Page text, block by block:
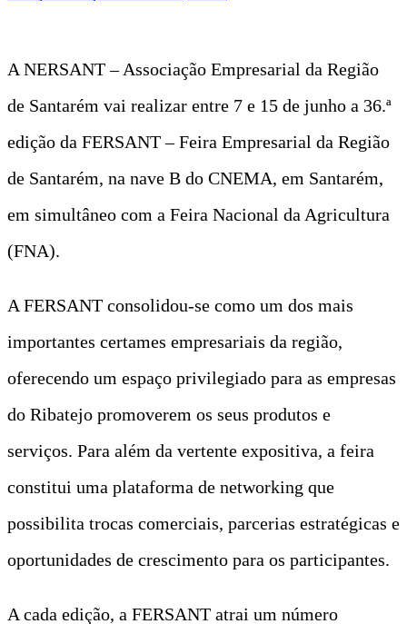
A NERSANT – Associação Empresarial da Região
de Santarém vai realizar entre 7 e 15 de junho a 36.ª
edição da FERSANT – Feira Empresarial da Região
de Santarém, na nave B do CNEMA, em Santarém,
em simultâneo com a Feira Nacional da Agricultura
(FNA).
A FERSANT consolidou-se como um dos mais
importantes certames empresariais da região,
oferecendo um espaço privilegiado para as empresas
do Ribatejo promoverem os seus produtos e
serviços. Para além da vertente expositiva, a feira
constitui uma plataforma de networking que
possibilita trocas comerciais, parcerias estratégicas e
oportunidades de crescimento para os participantes.
A cada edição, a FERSANT atrai um número